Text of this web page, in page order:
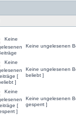
Keine ungelesenen
Keine ungelesenen
beliebt ]
Keine ungelesenen
gesperrt ]